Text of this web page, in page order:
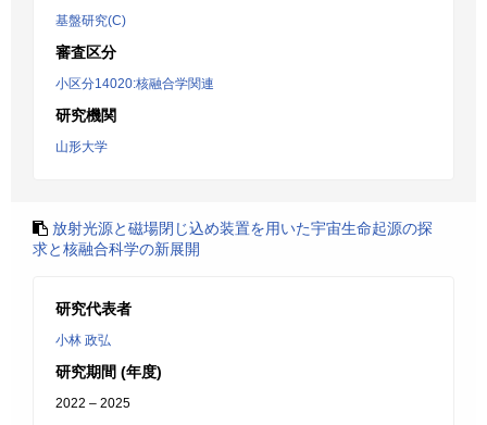
基盤研究(C)
審査区分
小区分14020:核融合学関連
研究機関
山形大学
放射光源と磁場閉じ込め装置を用いた宇宙生命起源の探
求と核融合科学の新展開
研究代表者
小林 政弘
研究期間 (年度)
2022 – 2025